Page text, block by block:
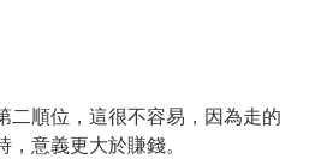
二順位，這很不容易，因為走的
，意義更大於賺錢。